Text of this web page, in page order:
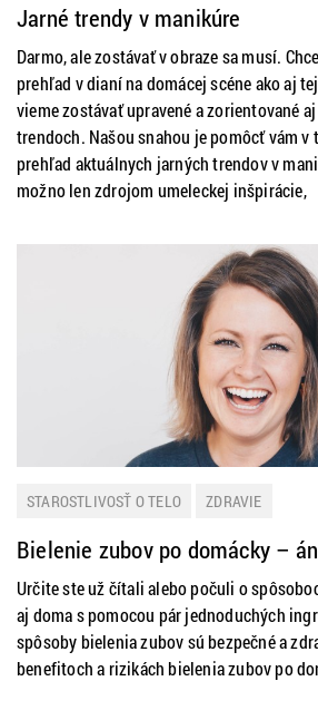
Jarné trendy v manikúre
Darmo, ale zostávať v obraze sa musí.
prehľad v dianí na domácej scéne ako aj
vieme zostávať upravené a zorientované
trendoch. Našou snahou je pomôcť vám v
prehľad aktuálnych jarných trendov v
možno len zdrojom umeleckej inšpirácie,
STAROSTLIVOSŤ O TELO ZDRAVIE
Bielenie zubov po domácky –
Určite ste už čítali alebo počuli o
aj doma s pomocou pár jednoduchých
spôsoby bielenia zubov sú bezpečné a
benefitoch a rizikách bielenia zubov po